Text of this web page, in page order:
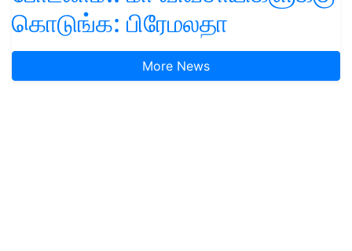
கொடுங்க: பிரேமலதா
More News